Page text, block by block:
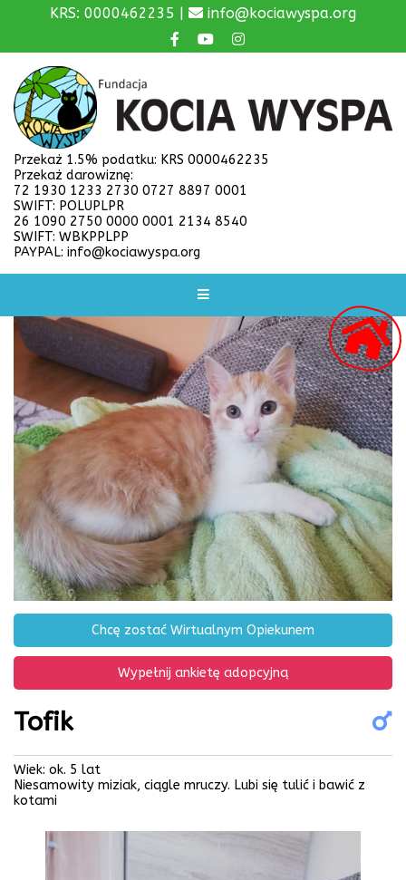
KRS: 0000462235 | info@kociawyspa.org
Przekaż 1.5% podatku: KRS 0000462235
Przekaż darowiznę:
72 1930 1233 2730 0727 8897 0001
SWIFT: POLUPLPR
26 1090 2750 0000 0001 2134 8540
SWIFT: WBKPPLPP
PAYPAL: info@kociawyspa.org
Chcę zostać Wirtualnym Opiekunem
Wypełnij ankietę adopcyjną
Tofik
Wiek: ok. 5 lat
Niesamowity miziak, ciągle mruczy. Lubi się tulić i bawić z
kotami